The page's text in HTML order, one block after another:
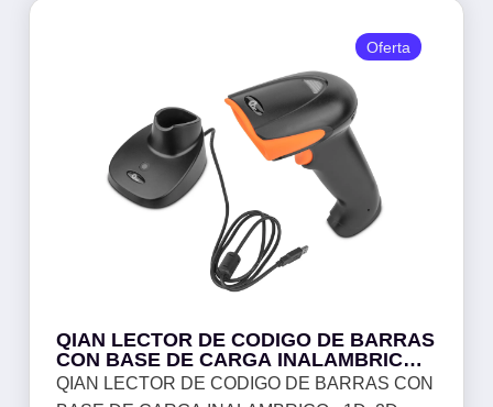
QIAN LECTOR DE CODIGO DE BARRAS
CON BASE DE CARGA INALAMBRICO -
1D, 2D, BIDIMENSIONALES, 16HRS D
ETRABAJO, BT Y 2.4G, MOD. QOB-
QIAN LECTOR DE CODIGO DE BARRAS CON
Oferta